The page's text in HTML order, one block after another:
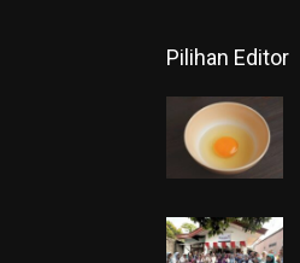
Pilihan Editor